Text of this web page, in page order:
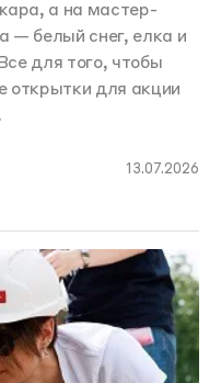
а на мастер-
— белый снег, елка и
для того, чтобы
открытки для акции
13.07.2026